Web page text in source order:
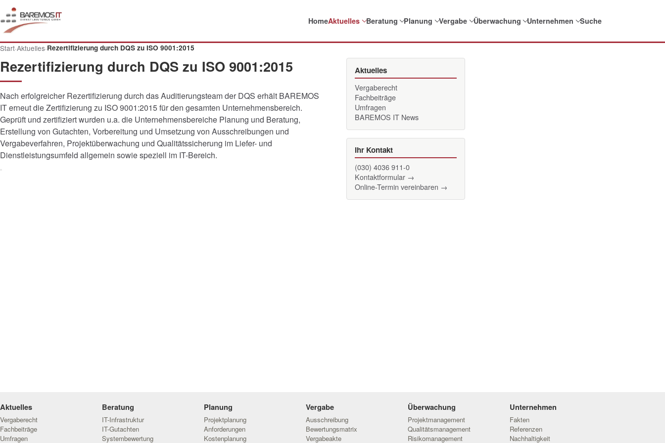
HomeAktuelles Beratung Planung Vergabe Überwachung Unternehmen Suche
Start·Aktuelles·Rezertifizierung durch DQS zu ISO 9001:2015
Rezertifizierung durch DQS zu ISO 9001:2015
Nach erfolgreicher Rezertifizierung durch das Auditierungsteam der DQS erhält BAREMOS
IT erneut die Zertifizierung zu ISO 9001:2015 für den gesamten Unternehmensbereich.
Geprüft und zertifiziert wurden u.a. die Unternehmensbereiche Planung und Beratung,
Erstellung von Gutachten, Vorbereitung und Umsetzung von Ausschreibungen und
Vergabeverfahren, Projektüberwachung und Qualitätssicherung im Liefer- und
Dienstleistungsumfeld allgemein sowie speziell im IT-Bereich.
Aktuelles
Vergaberecht
Fachbeiträge
Umfragen
BAREMOS IT News
Ihr Kontakt
(030) 4036 911-0
Kontaktformular →
Online-Termin vereinbaren →
Aktuelles
Vergaberecht
Fachbeiträge
Umfragen
Beratung
IT-Infrastruktur
IT-Gutachten
Systembewertung
Planung
Projektplanung
Anforderungen
Kostenplanung
Vergabe
Ausschreibung
Bewertungsmatrix
Vergabeakte
Überwachung
Projektmanagement
Qualitätsmanagement
Risikomanagement
Unternehmen
Fakten
Referenzen
Nachhaltigkeit